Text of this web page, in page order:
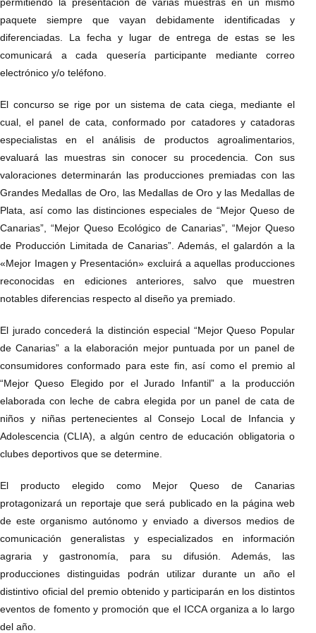
paquete siempre que vayan debidamente identificadas y
diferenciadas. La fecha y lugar de entrega de estas se les
comunicará a cada quesería participante mediante correo
electrónico y/o teléfono.
El concurso se rige por un sistema de cata ciega, mediante el
cual, el panel de cata, conformado por catadores y catadoras
especialistas en el análisis de productos agroalimentarios,
evaluará las muestras sin conocer su procedencia. Con sus
valoraciones determinarán las producciones premiadas con las
Grandes Medallas de Oro, las Medallas de Oro y las Medallas de
Plata, así como las distinciones especiales de “Mejor Queso de
Canarias”, “Mejor Queso Ecológico de Canarias”, “Mejor Queso
de Producción Limitada de Canarias”. Además, el galardón a la
«Mejor Imagen y Presentación» excluirá a aquellas producciones
reconocidas en ediciones anteriores, salvo que muestren
notables diferencias respecto al diseño ya premiado.
El jurado concederá la distinción especial “Mejor Queso Popular
de Canarias” a la elaboración mejor puntuada por un panel de
consumidores conformado para este fin, así como el premio al
“Mejor Queso Elegido por el Jurado Infantil” a la producción
elaborada con leche de cabra elegida por un panel de cata de
niños y niñas pertenecientes al Consejo Local de Infancia y
Adolescencia (CLIA), a algún centro de educación obligatoria o
clubes deportivos que se determine.
El producto elegido como Mejor Queso de Canarias
protagonizará un reportaje que será publicado en la página web
de este organismo autónomo y enviado a diversos medios de
comunicación generalistas y especializados en información
agraria y gastronomía, para su difusión. Además, las
producciones distinguidas podrán utilizar durante un año el
distintivo oficial del premio obtenido y participarán en los distintos
eventos de fomento y promoción que el ICCA organiza a lo largo
del año.